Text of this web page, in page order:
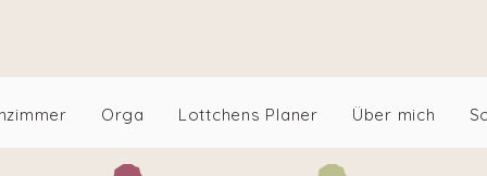
Orga Lottchens Planer Über mich